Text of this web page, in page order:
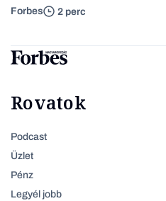
Forbes 2 perc
Rovatok
Podcast
Üzlet
Pénz
Legyél jobb